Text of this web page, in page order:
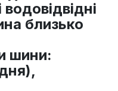
близько
шини: